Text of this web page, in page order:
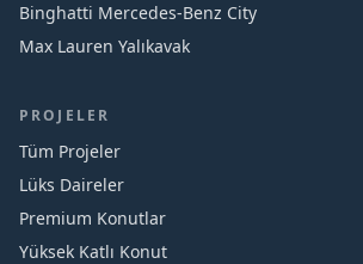
Binghatti Mercedes‑Benz City
Max Lauren Yalıkavak
PROJELER
Tüm Projeler
Lüks Daireler
Premium Konutlar
Yüksek Katlı Konut